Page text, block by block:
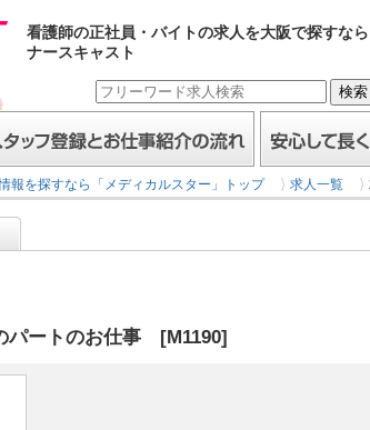
看護師の正社員・バイトの求人を大阪で探すなら
ナースキャスト
ッフ登録とお仕事紹介の流れ 安心して長く働け
報を探すなら「メディカルスター」トップ 求人一覧
パートのお仕事 [M1190]